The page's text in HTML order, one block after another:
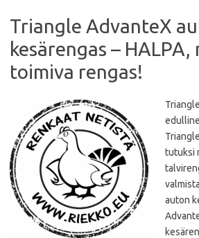
Triangle AdvanteX
kesärengas –
toimiva rengas!
tutuksi
auton